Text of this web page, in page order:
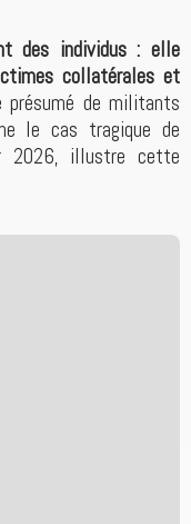
des individus : elle
collatérales et
présumé de militants
le cas tragique de
2026, illustre cette